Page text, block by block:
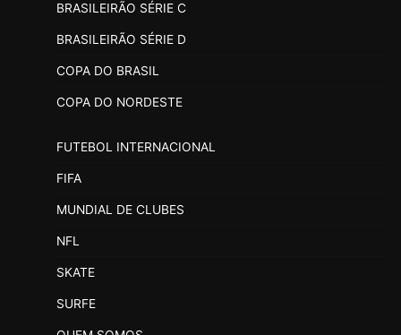
BRASILEIRÃO SÉRIE C
BRASILEIRÃO SÉRIE D
COPA DO BRASIL
COPA DO NORDESTE
FUTEBOL INTERNACIONAL
FIFA
MUNDIAL DE CLUBES
NFL
SKATE
SURFE